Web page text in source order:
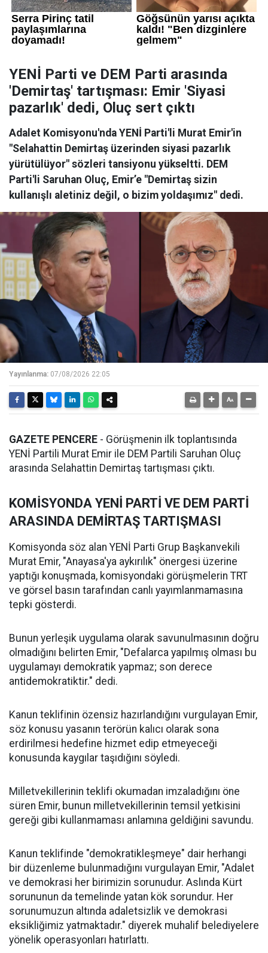
YENİ Parti ve DEM Parti arasında
'Demirtaş' tartışması: Emir 'Siyasi
pazarlık' dedi, Oluç sert çıktı
Adalet Komisyonu'nda YENİ Parti'li Murat Emir'in
"Selahattin Demirtaş üzerinden siyasi pazarlık
yürütülüyor" sözleri tansiyonu yükseltti. DEM
Parti'li Saruhan Oluç, Emir’e "Demirtaş sizin
kullanışlı aletiniz değil, o bizim yoldaşımız" dedi.
Yayınlanma: 07/08/2026 22:05
GAZETE PENCERE - Görüşmenin ilk toplantısında
YENİ Partili Murat Emir ile DEM Partili Saruhan Oluç
arasında Selahattin Demirtaş tartışması çıktı.
KOMİSYONDA YENİ PARTİ VE DEM PARTİ
ARASINDA DEMİRTAŞ TARTIŞMASI
Komisyonda söz alan YENİ Parti Grup Başkanvekili
Murat Emir, "Anayasa'ya aykırılık" önergesi üzerine
yaptığı konuşmada, komisyondaki görüşmelerin TRT
ve görsel basın tarafından canlı yayımlanmamasına
tepki gösterdi.
Bunun yerleşik uygulama olarak savunulmasının doğru
olmadığını belirten Emir, "Defalarca yapılmış olması bu
uygulamayı demokratik yapmaz; son derece
antidemokratiktir." dedi.
Kanun teklifinin özensiz hazırlandığını vurgulayan Emir,
söz konusu yasanın terörün kalıcı olarak sona
erdirilmesi hedefine hizmet edip etmeyeceği
konusunda kaygılar taşıdığını söyledi.
Milletvekillerinin teklifi okumadan imzaladığını öne
süren Emir, bunun milletvekillerinin temsil yetkisini
gereği gibi kullanmaması anlamına geldiğini savundu.
Kanun teklifinde "demokratikleşmeye" dair herhangi
bir düzenleme bulunmadığını vurgulayan Emir, "Adalet
ve demokrasi her birimizin sorunudur. Aslında Kürt
sorununun da temelinde yatan kök sorundur. Her
sorunumuzun altında adaletsizlik ve demokrasi
eksikliğimiz yatmaktadır." diyerek muhalif belediyelere
yönelik operasyonları hatırlattı.